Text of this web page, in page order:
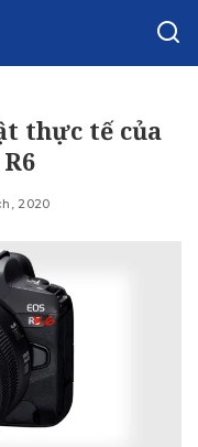
thực tế của
2020